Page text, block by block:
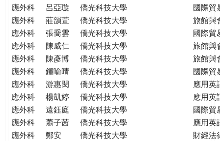
應外科
呂亞璇 僑光科技大學
國際貿
應外科
莊韻萱 僑光科技大學
旅館與
應外科
張喬雲 僑光科技大學
國際貿
應外科
陳威仁 僑光科技大學
旅館與
應外科
陳彥博 僑光科技大學
旅館與
應外科
鍾喻晴 僑光科技大學
國際貿
應外科
游惠閔 僑光科技大學
應用英
應外科
楊凱婷 僑光科技大學
應用英
應外科
遠鈺庭 僑光科技大學
國際貿
應外科
蕭子茜 僑光科技大學
應用英
應外科
鄭安 僑光科技大學
財經法